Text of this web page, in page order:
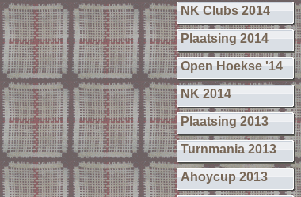
NK Clubs 2014
Plaatsing 2014
Open Hoekse '14
NK 2014
Plaatsing 2013
Turnmania 2013
Ahoycup 2013